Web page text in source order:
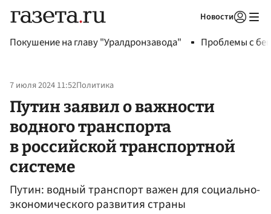
Новости
Покушение на главу "Уралдронзавода" Проблемы с
7 июля 2024 11:52Политика
Путин заявил о важности
водного транспорта
в российской транспортной
системе
Путин: водный транспорт важен для социально-
экономического развития страны